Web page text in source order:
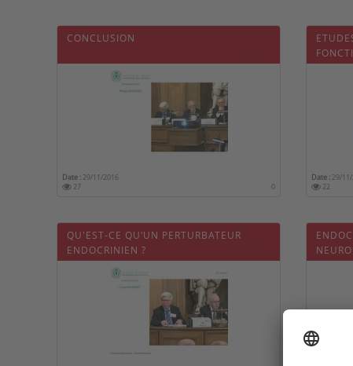
CONCLUSION
Date : 29/11/2016
27
0
ENTRE
Date : 29/
22
QU'EST-CE QU'UN PERTURBATEUR
ENDOCRINIEN ?